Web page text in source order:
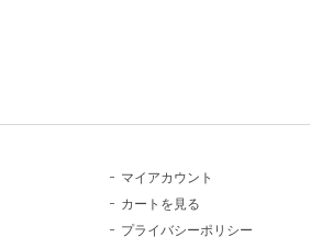
マイアカウント
カートを見る
プライバシーポリシー